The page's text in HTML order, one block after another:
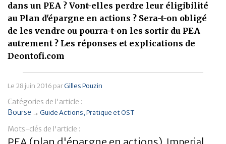
Immobilier
Banque
dans un PEA ? Vont-elles perdre leur éligibilité
au Plan d'épargne en actions ? Sera-t-on obligé
de les vendre ou pourra-t-on les sortir du PEA
autrement ? Les réponses et explications de
Deontofi.com
Le 28 juin 2016 parGilles Pouzin
Catégories de l'article :
Bourse → Guide Actions Pratique et OST
Mots-clés de l'article :